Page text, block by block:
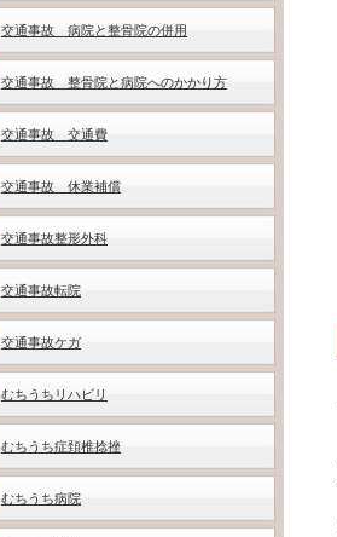
交通事故 病院と整骨院の併用
交通事故 整骨院と病院へのかかり方
交通事故 交通費
交通事故 休業補償
交通事故整形外科
交通事故転院
交通事故ケガ
むちうちリハビリ
むちうち症頚椎捻挫
むちうち病院